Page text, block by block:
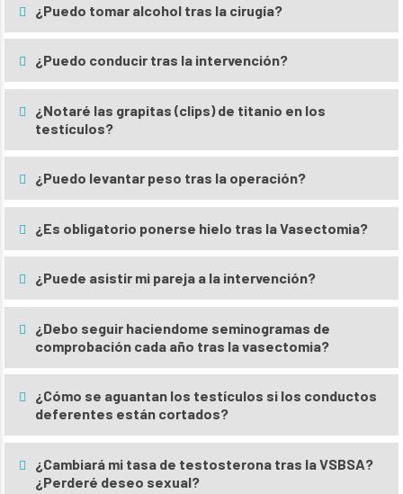
¿Puedo tomar alcohol tras la cirugía?
¿Puedo conducir tras la intervención?
¿Notaré las grapitas (clips) de titanio en los
testículos?
¿Puedo levantar peso tras la operación?
¿Es obligatorio ponerse hielo tras la Vasectomia?
¿Puede asistir mi pareja a la intervención?
¿Debo seguir haciendome seminogramas de
comprobación cada año tras la vasectomia?
¿Cómo se aguantan los testículos si los conductos
deferentes están cortados?
¿Cambiará mi tasa de testosterona tras la VSBSA?
¿Perderé deseo sexual?